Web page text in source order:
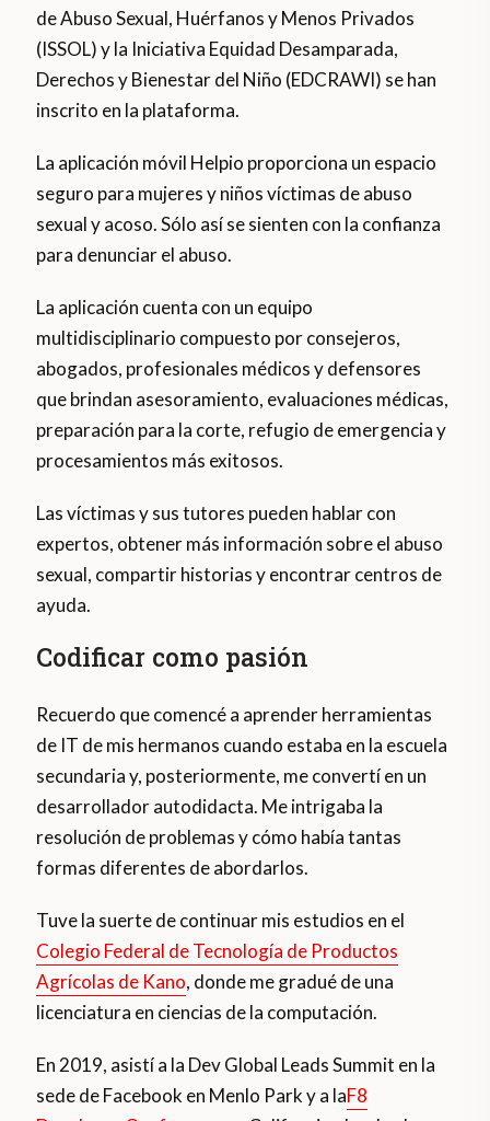
de Abuso Sexual, Huérfanos y Menos Privados
(ISSOL) y la Iniciativa Equidad Desamparada,
Derechos y Bienestar del Niño (EDCRAWI) se han
inscrito en la plataforma.
La aplicación móvil Helpio proporciona un espacio
seguro para mujeres y niños víctimas de abuso
sexual y acoso. Sólo así se sienten con la confianza
para denunciar el abuso.
La aplicación cuenta con un equipo
multidisciplinario compuesto por consejeros,
abogados, profesionales médicos y defensores
que brindan asesoramiento, evaluaciones médicas,
preparación para la corte, refugio de emergencia y
procesamientos más exitosos.
Las víctimas y sus tutores pueden hablar con
expertos, obtener más información sobre el abuso
sexual, compartir historias y encontrar centros de
ayuda.
Codificar como pasión
Recuerdo que comencé a aprender herramientas
de IT de mis hermanos cuando estaba en la escuela
secundaria y, posteriormente, me convertí en un
desarrollador autodidacta. Me intrigaba la
resolución de problemas y cómo había tantas
formas diferentes de abordarlos.
Tuve la suerte de continuar mis estudios en el
Colegio Federal de Tecnología de Productos
Agrícolas de Kano, donde me gradué de una
licenciatura en ciencias de la computación.
En 2019, asistí a la Dev Global Leads Summit en la
sede de Facebook en Menlo Park y a laF8